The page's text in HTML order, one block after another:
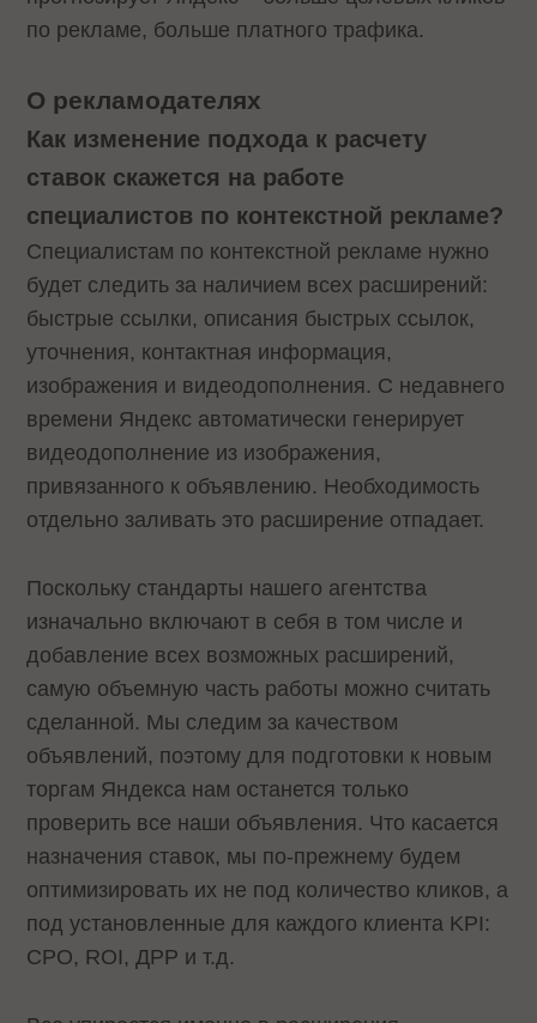
по рекламе, больше платного трафика.
О рекламодателях
Как изменение подхода к расчету
ставок скажется на работе
специалистов по контекстной рекламе?
Специалистам по контекстной рекламе нужно
будет следить за наличием всех расширений:
быстрые ссылки, описания быстрых ссылок,
уточнения, контактная информация,
изображения и видеодополнения. С недавнего
времени Яндекс автоматически генерирует
видеодополнение из изображения,
привязанного к объявлению. Необходимость
отдельно заливать это расширение отпадает.
Поскольку стандарты нашего агентства
изначально включают в себя в том числе и
добавление всех возможных расширений,
самую объемную часть работы можно считать
сделанной. Мы следим за качеством
объявлений, поэтому для подготовки к новым
торгам Яндекса нам останется только
проверить все наши объявления. Что касается
назначения ставок, мы по-прежнему будем
оптимизировать их не под количество кликов, а
под установленные для каждого клиента KPI:
CPO, ROI, ДРР и т.д.